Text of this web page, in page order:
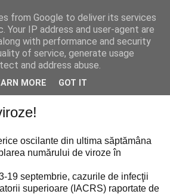
online de informație și opinie;
oscilante din ultima săptămâna
numărului de viroze în
19 septembrie, cazurile de infecţii
superioare (IACRS) raportate de
from Google to deliver its services
Your IP address and user-agent are
with performance and security
of service, generate usage
and address abuse.
MORE GOT IT